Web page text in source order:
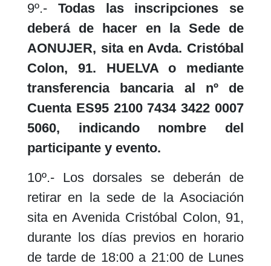
9º.- Todas las inscripciones se
deberá de hacer en la Sede de
AONUJER, sita en Avda. Cristóbal
Colon, 91. HUELVA o mediante
transferencia bancaria al nº de
Cuenta ES95 2100 7434 3422 0007
5060, indicando nombre del
participante y evento.
10º.- Los dorsales se deberán de
retirar en la sede de la Asociación
sita en Avenida Cristóbal Colon, 91,
durante los días previos en horario
de tarde de 18:00 a 21:00 de Lunes